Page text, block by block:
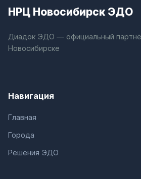
НРЦ Новосибирск ЭДО
Диадок ЭДО — официальный
Новосибирске
Навигация
Главная
Города
Решения ЭДО